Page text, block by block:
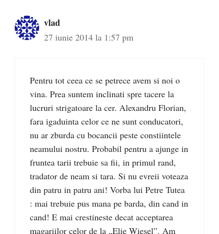
vlad
27 iunie 2014 la 1:57 pm
Pentru tot ceea ce se petrece avem si noi o
vina. Prea suntem inclinati spre tacere la
lucruri strigatoare la cer. Alexandru Florian,
fara igaduinta celor ce ne sunt conducatori,
nu ar zburda cu bocancii peste constiintele
neamului nostru. Probabil pentru a ajunge in
fruntea tarii trebuie sa fii, in primul rand,
tradator de neam si tara. Si nu evreii voteaza
din patru in patru ani! Vorba lui Petre Tutea
: mai trebuie pus mana pe barda, din cand in
cand! E mai crestineste decat acceptarea
magariilor celor de la „Elie Wiesel”. Am